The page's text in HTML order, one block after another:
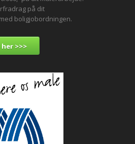
på dit
boligjobordningen.
>>>